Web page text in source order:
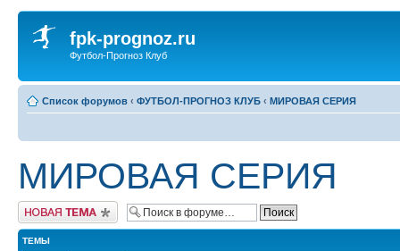
fpk-prognoz.ru
Футбол-Прогноз Клуб
Список форумов ‹ ФУТБОЛ-ПРОГНОЗ КЛУБ ‹ МИРОВАЯ СЕРИЯ
МИРОВАЯ СЕРИЯ
Новая тема
ТЕМЫ